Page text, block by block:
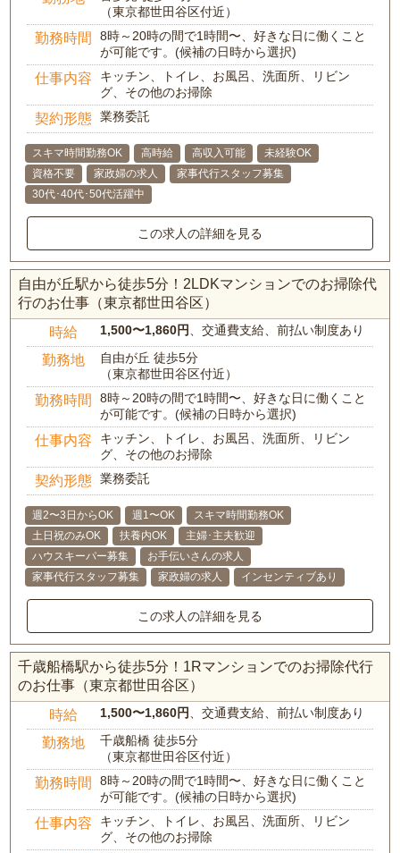
（東京都世田谷区付近）
勤務時間
8時～20時の間で1時間〜、好きな日に働くこと
が可能です。(候補の日時から選択)
仕事内容
キッチン、トイレ、お風呂、洗面所、リビン
グ、その他のお掃除
契約形態 業務委託
スキマ時間勤務OK 高時給 高収入可能
未経験OK
資格不要
家政婦の求人
家事代行スタッフ募集
30代･40代･50代活躍中
この求人の詳細を見る
自由が丘駅から徒歩5分！2LDKマンションでのお掃除代
行のお仕事（東京都世田谷区）
時給 1,500〜1,860円 、交通費支給、前払い制度あり
勤務地
自由が丘 徒歩5分
（東京都世田谷区付近）
勤務時間
8時～20時の間で1時間〜、好きな日に働くこと
が可能です。(候補の日時から選択)
仕事内容
キッチン、トイレ、お風呂、洗面所、リビン
グ、その他のお掃除
契約形態 業務委託
週2〜3日からOK 週1〜OK
スキマ時間勤務OK
土日祝のみOK
扶養内OK
主婦･主夫歓迎
ハウスキーパー募集
お手伝いさんの求人
家事代行スタッフ募集
家政婦の求人 インセンティブあり
この求人の詳細を見る
千歳船橋駅から徒歩5分！1Rマンションでのお掃除代行
のお仕事（東京都世田谷区）
時給 1,500〜1,860円 、交通費支給、前払い制度あり
勤務地
千歳船橋 徒歩5分
（東京都世田谷区付近）
勤務時間
8時～20時の間で1時間〜、好きな日に働くこと
が可能です。(候補の日時から選択)
仕事内容
キッチン、トイレ、お風呂、洗面所、リビン
グ、その他のお掃除